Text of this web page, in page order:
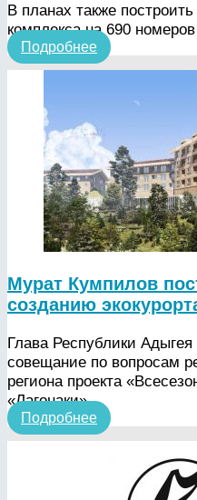
В планах также
комплекса на 690 номеров
Подробнее
Мурат Кумпилов
созданию
Глава Республики
совещание по вопросам
региона проекта
«Лагонаки».
Подробнее